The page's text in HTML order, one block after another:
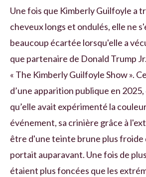
Une fois que Kimberly Guilfoyle a
cheveux longs et ondulés, elle ne
beaucoup écartée lorsqu'elle a
que partenaire de Donald Trump
« The Kimberly Guilfoyle Show ».
d’une apparition publique en
qu’elle avait expérimenté la
événement, sa crinière grâce à
être d'une teinte brune plus froide
portait auparavant. Une fois de
étaient plus foncées que les